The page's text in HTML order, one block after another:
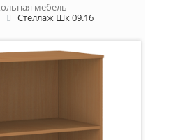
мебель
Стеллаж Шк 09.16